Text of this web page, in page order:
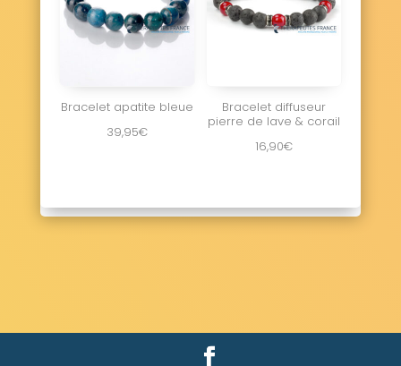
Bracelet apatite bleue
39,95€
Bracelet diffuseur
pierre de lave & corail
16,90€